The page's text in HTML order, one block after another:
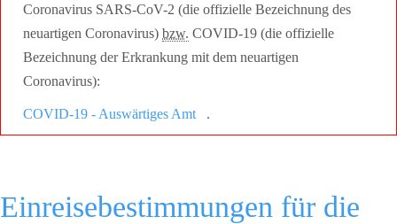
Coronavirus SARS-CoV-2 (die offizielle Bezeichnung des
neuartigen Coronavirus) bzw. COVID-19 (die offizielle
Bezeichnung der Erkrankung mit dem neuartigen
Coronavirus):
COVID-19 - Auswärtiges Amt .
Einreisebestimmungen für die